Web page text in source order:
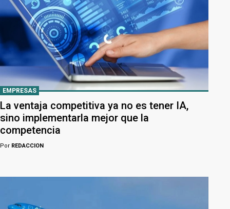
EMPRESAS
La ventaja competitiva ya no es tener IA,
sino implementarla mejor que la
competencia
Por REDACCION